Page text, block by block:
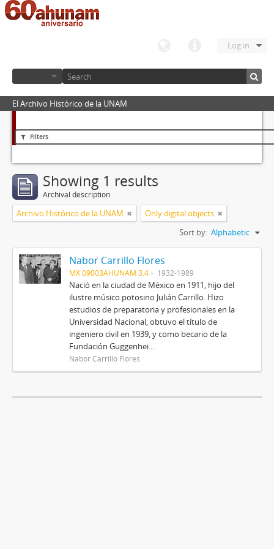
Log in
El Archivo Histórico de la UNAM
Filters
Showing 1 results
Archival description
Archivo Histórico de la UNAM
Only digital objects
Sort by: Alphabetic
Nabor Carrillo Flores
MX 09003AHUNAM 3.4 1932-1989
Nació en la ciudad de México en 1911, hijo del
ilustre músico potosino Julián Carrillo. Hizo
estudios de preparatoria y profesionales en la
Universidad Nacional, obtuvo el título de
ingeniero civil en 1939, y como becario de la
Fundación Guggenhei...
Nabor Carrillo Flores